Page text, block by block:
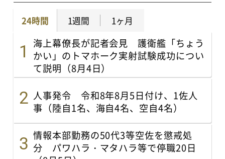
24時間 1週間 1ヶ月
海上幕僚長が記者会見 護衛艦「ちょう
かい」のトマホーク実射試験成功につい
て説明（8月4日）
人事発令 令和8年8月5日付け、1佐人
事（陸自1名、海自4名、空自4名）
情報本部勤務の50代3等空佐を懲戒処
分 パワハラ・マタハラ等で停職20日